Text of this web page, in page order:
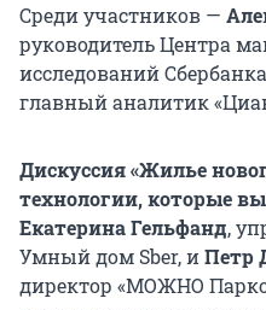
Среди участников —
руководитель Центра
исследований
главный аналитик
Дискуссия «Жилье
технологии, которые
Екатерина Гельфанд,
Умный дом Sber, иПетр
директор «МОЖНО